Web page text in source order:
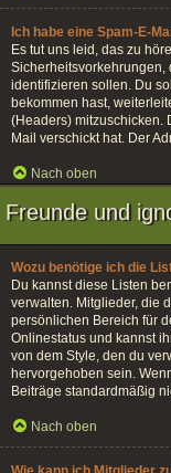
Ich habe eine Spam-E-
Es tut uns leid, das zu
Sicherheitsvorkehrungen,
identifizieren sollen. Du
bekommen hast,
(Headers) mitzuschicken.
Mail verschickt hat. Der
Nach oben
Freunde und
Wozu benötige ich die
Du kannst diese Listen
verwalten. Mitglieder, die
persönlichen Bereich für
Onlinestatus und kannst
von dem Style, den du
hervorgehoben sein.
Beiträge standardmäßig
Nach oben